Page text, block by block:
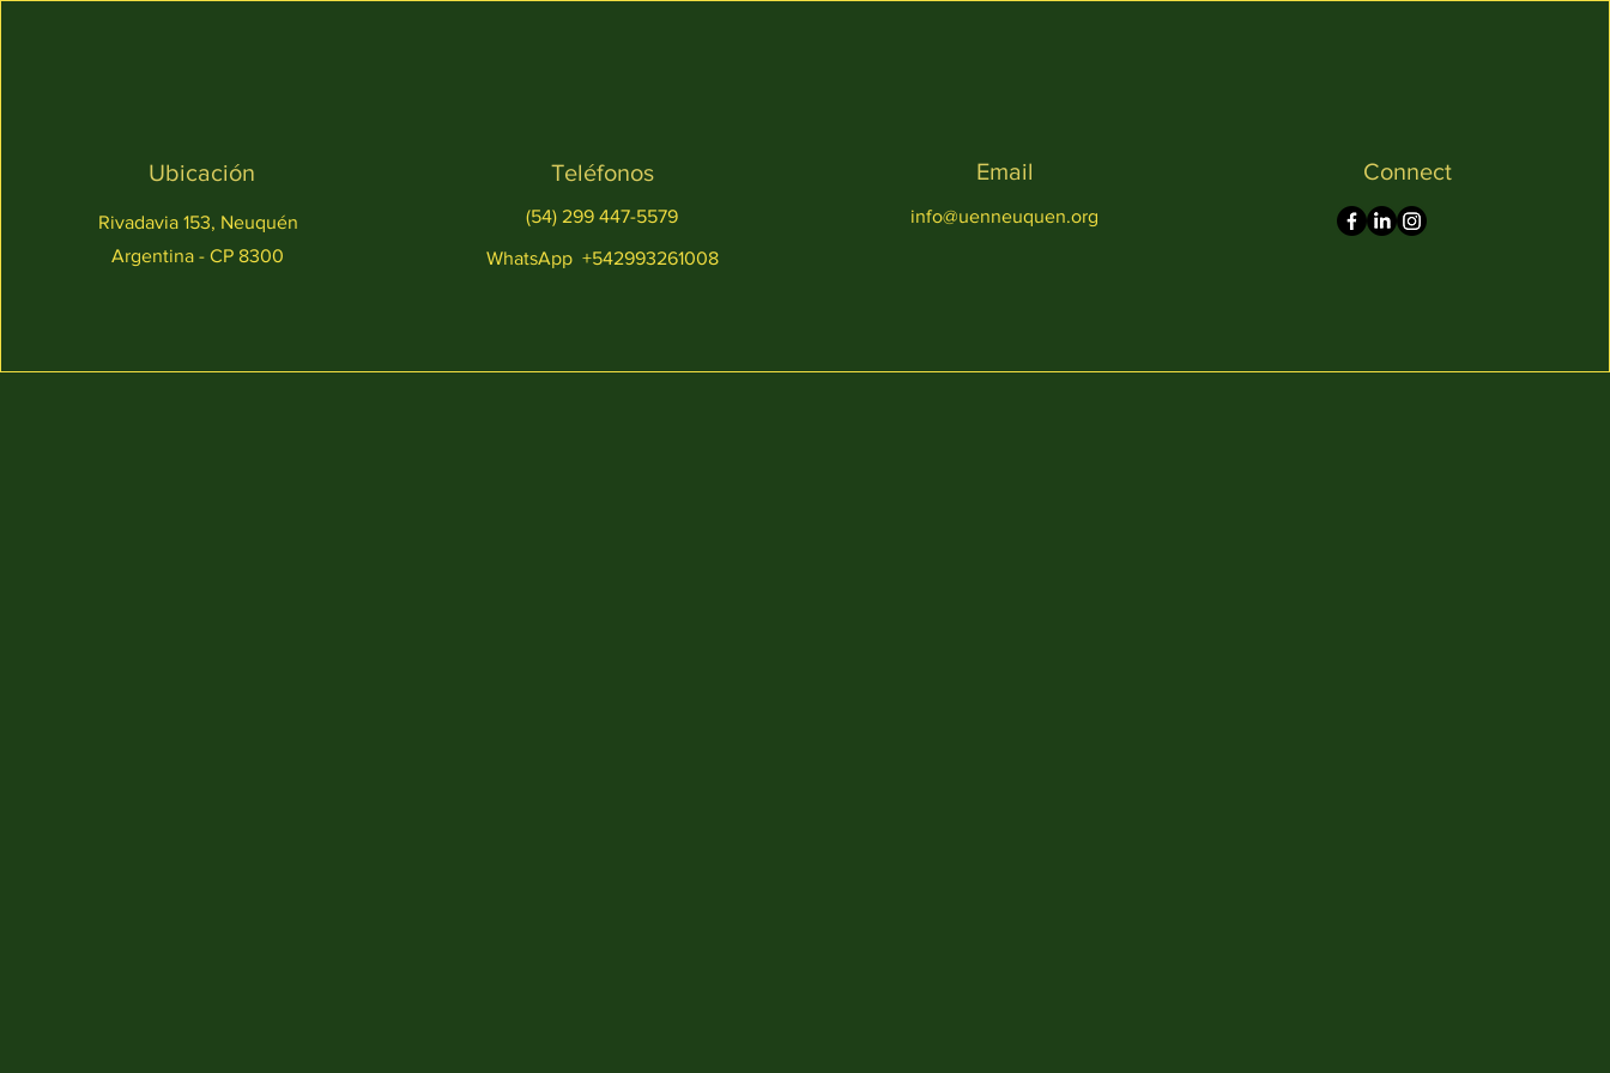
Ubicación
Rivadavia 153, Neuquén
Argentina - CP 8300
Teléfonos
(54) 299 447-5579
WhatsApp +542993261008
Email
info@uenneuquen.org
Connect